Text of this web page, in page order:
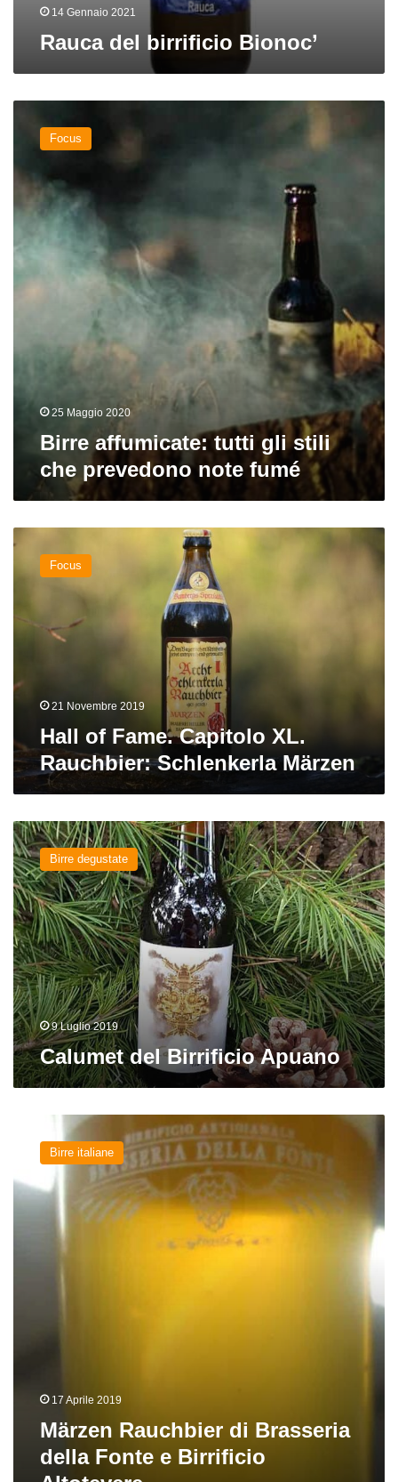
14 Gennaio 2021
Rauca del birrificio Bionoc’
affumicate:
stili
prevedono
note
fumé
Focus
25 Maggio 2020
Birre affumicate: tutti gli stili
che prevedono note fumé
Fame.
Rauchbier:
Focus
21 Novembre 2019
Hall of Fame. Capitolo XL.
Rauchbier: Schlenkerla Märzen
Calumet
del
Birrificio
Apuano
Birre degustate
9 Luglio 2019
Calumet del Birrificio Apuano
Rauchbier
Brasseria
della
Birre italiane
17 Aprile 2019
Märzen Rauchbier di Brasseria
della Fonte e Birrificio